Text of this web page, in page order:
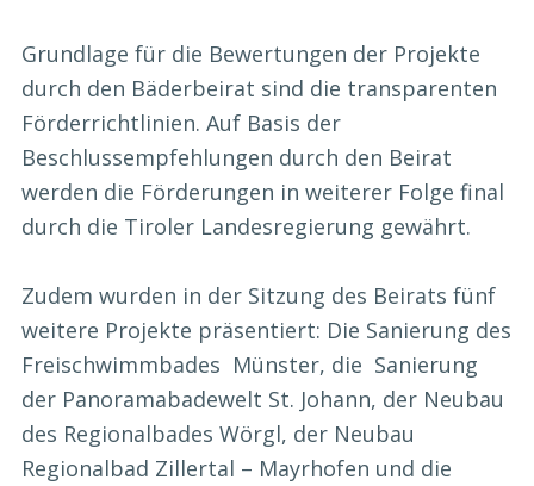
Grundlage für die Bewertungen der Projekte
durch den Bäderbeirat sind die transparenten
Förderrichtlinien. Auf Basis der
Beschlussempfehlungen durch den Beirat
werden die Förderungen in weiterer Folge final
durch die Tiroler Landesregierung gewährt.
Zudem wurden in der Sitzung des Beirats fünf
weitere Projekte präsentiert: Die Sanierung des
Freischwimmbades Münster, die Sanierung
der Panoramabadewelt St. Johann, der Neubau
des Regionalbades Wörgl, der Neubau
Regionalbad Zillertal – Mayrhofen und die